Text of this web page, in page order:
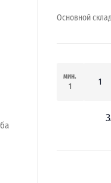
Основной
мин.
1